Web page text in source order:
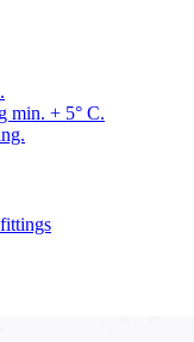
min. + 5° C.